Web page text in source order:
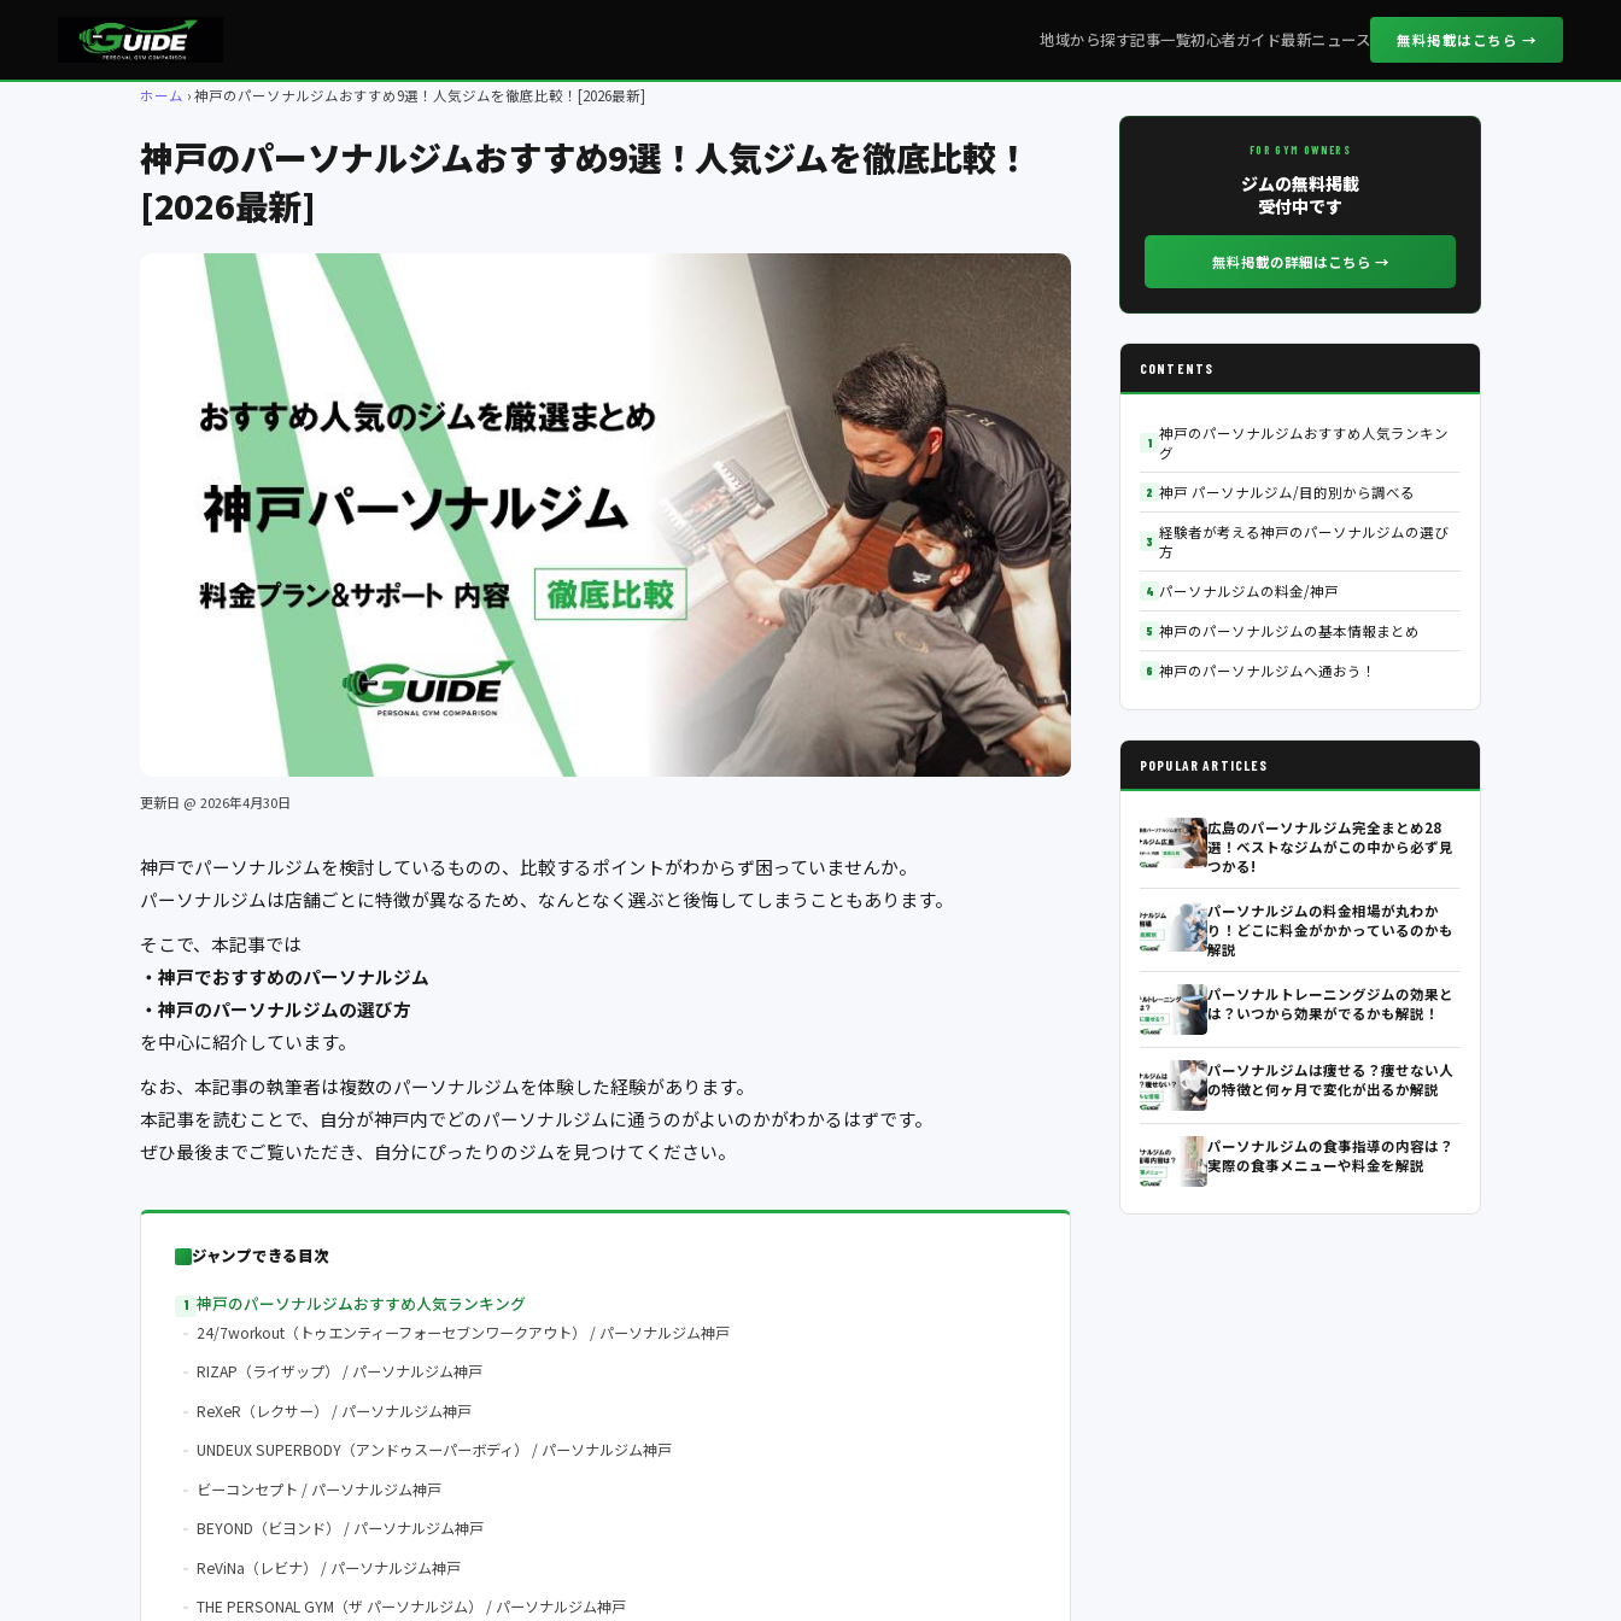
地域から探す記事一覧初心者ガイド最新ニュース 無料掲載はこちら →
ホーム 神戸のパーソナルジムおすすめ9選！人気ジムを徹底比較！[2026最新]
神戸のパーソナルジムおすすめ9選！人気ジムを徹底比較！
[2026最新]
更新日 @ 2026年4月30日
神戸でパーソナルジムを検討しているものの、比較するポイントがわからず困っていませんか。
パーソナルジムは店舗ごとに特徴が異なるため、なんとなく選ぶと後悔してしまうこともあります。
そこで、本記事では
・神戸でおすすめのパーソナルジム
・神戸のパーソナルジムの選び方
を中心に紹介しています。
なお、本記事の執筆者は複数のパーソナルジムを体験した経験があります。
本記事を読むことで、自分が神戸内でどのパーソナルジムに通うのがよいのかがわかるはずです。
ぜひ最後までご覧いただき、自分にぴったりのジムを見つけてください。
ジャンプできる目次
神戸のパーソナルジムおすすめ人気ランキング
24/7workout（トゥエンティーフォーセブンワークアウト） / パーソナルジム神戸
RIZAP（ライザップ） / パーソナルジム神戸
ReXeR（レクサー） / パーソナルジム神戸
UNDEUX SUPERBODY（アンドゥスーパーボディ） / パーソナルジム神戸
ビーコンセプト / パーソナルジム神戸
BEYOND（ビヨンド） / パーソナルジム神戸
ReViNa（レビナ） / パーソナルジム神戸
THE PERSONAL GYM（ザ パーソナルジム） / パーソナルジム神戸
FOR GYM OWNERS
ジムの無料掲載
受付中です
無料掲載の詳細はこちら →
CONTENTS
神戸のパーソナルジムおすすめ人気ランキン
グ
神戸 パーソナルジム/目的別から調べる
経験者が考える神戸のパーソナルジムの選び
方
パーソナルジムの料金/神戸
神戸のパーソナルジムの基本情報まとめ
神戸のパーソナルジムへ通おう！
POPULAR ARTICLES
広島のパーソナルジム完全まとめ28
選！ベストなジムがこの中から必ず見
つかる!
パーソナルジムの料金相場が丸わか
り！どこに料金がかかっているのかも
解説
パーソナルトレーニングジムの効果と
は？いつから効果がでるかも解説！
パーソナルジムは痩せる？痩せない人
の特徴と何ヶ月で変化が出るか解説
パーソナルジムの食事指導の内容は？
実際の食事メニューや料金を解説